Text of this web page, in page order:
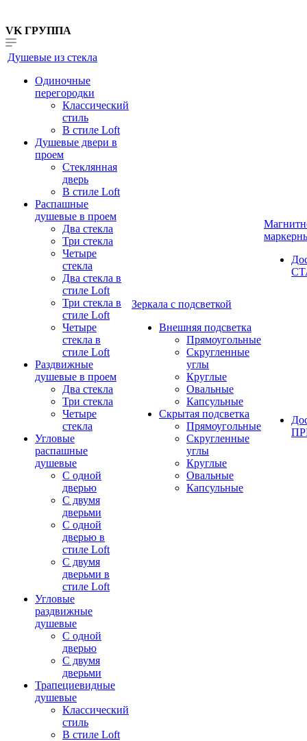
VK ГРУППА
Душевые из стекла
Одиночные
перегородки
Классический
стиль
В стиле Loft
Душевые двери в
проем
Стеклянная
дверь
В стиле Loft
Распашные
душевые в проем
Два стекла
Три стекла
Четыре
стекла
Два стекла в
стиле Loft
Три стекла в
стиле Loft
Четыре
стекла в
стиле Loft
Раздвижные
душевые в проем
Два стекла
Три стекла
Четыре
стекла
Угловые
распашные
душевые
С одной
дверью
С двумя
дверьми
С одной
дверью в
стиле Loft
С двумя
дверьми в
стиле Loft
Угловые
раздвижные
душевые
С одной
дверью
С двумя
дверьми
Трапециевидные
душевые
Классический
стиль
В стиле Loft
Зеркала с подсветкой
Внешняя подсветка
Прямоугольные
Скругленные
углы
Круглые
Овальные
Капсульные
Скрытая подсветка
Прямоугольные
Скругленные
углы
Круглые
Овальные
Капсульные